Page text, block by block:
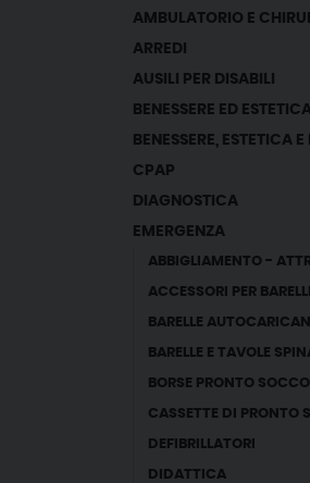
AMBULATORIO E
ARREDI
AUSILI PER DISABILI
BENESSERE ED
BENESSERE, ESTETICA E
CPAP
DIAGNOSTICA
EMERGENZA
ABBIGLIAMENTO -
ACCESSORI PER
BARELLE
BARELLE E TAVOLE
BORSE PRONTO
CASSETTE DI PRONTO
DEFIBRILLATORI
DIDATTICA